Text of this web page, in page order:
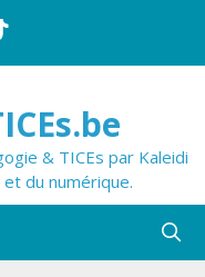
& TICEs par Kaleidi
du numérique.